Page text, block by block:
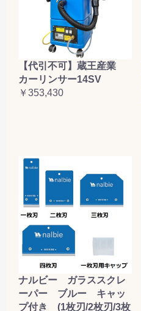
【代引不可】蔵王産業
カーリンサー14SV
￥353,430
ナルビー ガラススクレ
ーパー ブルー キャッ
プ付き (1枚刃/2枚刃/3枚